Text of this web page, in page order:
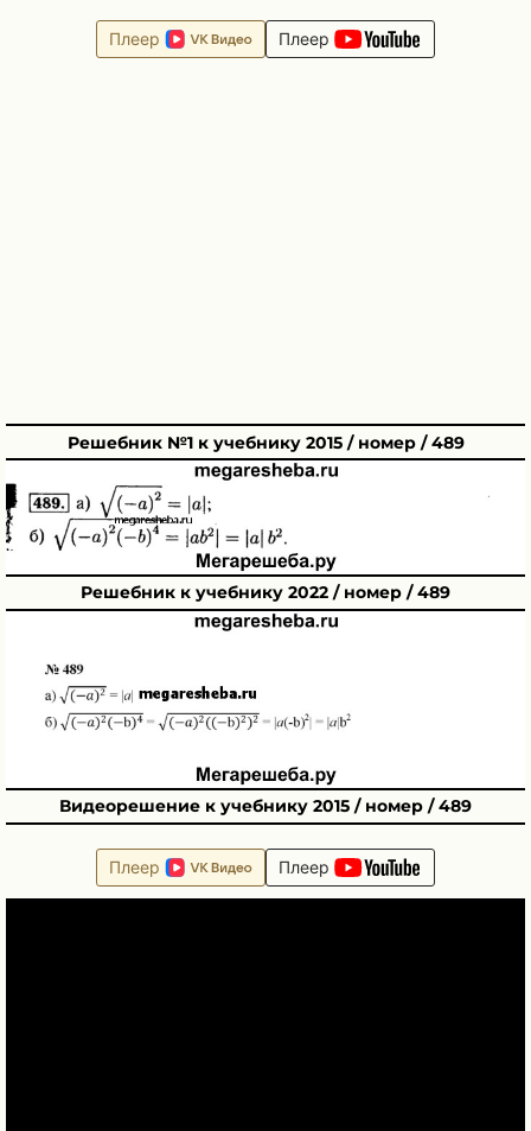
Плеер Плеер
Решебник №1 к учебнику 2015 / номер / 489
Решебник к учебнику 2022 / номер / 489
Видеорешение к учебнику 2015 / номер / 489
Плеер Плеер